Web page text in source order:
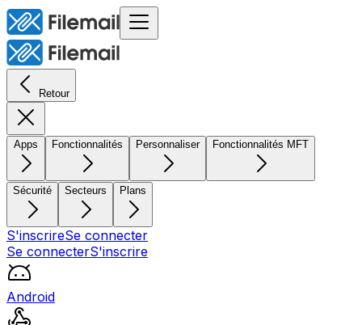
Retour
Apps Fonctionnalités Personnaliser Fonctionnalités MFT
Sécurité Secteurs Plans
S'inscrireSe connecter
Se connecterS'inscrire
Android